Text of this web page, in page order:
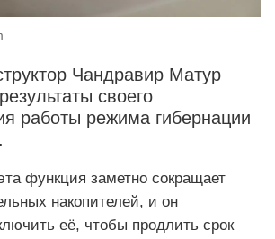
Чандравир Матур
своего
работы режима гибернации
функция заметно сокращает
накопителей, и он
её, чтобы продлить срок